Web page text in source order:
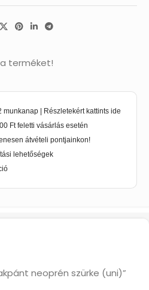
terméket!
| Részletekért kattints ide
Ft feletti vásárlás esetén
átvételi pontjainkon!
lehetőségek
neoprén szürke (uni)”